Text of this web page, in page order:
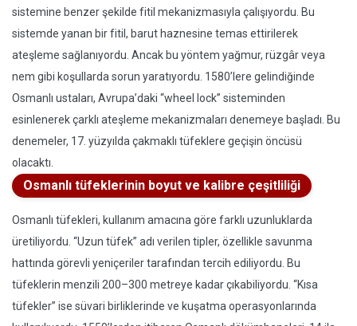
sistemine benzer şekilde fitil mekanizmasıyla çalışıyordu. Bu
sistemde yanan bir fitil, barut haznesine temas ettirilerek
ateşleme sağlanıyordu. Ancak bu yöntem yağmur, rüzgâr veya
nem gibi koşullarda sorun yaratıyordu. 1580’lere gelindiğinde
Osmanlı ustaları, Avrupa’daki “wheel lock” sisteminden
esinlenerek çarklı ateşleme mekanizmaları denemeye başladı. Bu
denemeler, 17. yüzyılda çakmaklı tüfeklere geçişin öncüsü
olacaktı.
Osmanlı tüfeklerinin boyut ve kalibre çeşitliliği
Osmanlı tüfekleri, kullanım amacına göre farklı uzunluklarda
üretiliyordu. “Uzun tüfek” adı verilen tipler, özellikle savunma
hattında görevli yeniçeriler tarafından tercih ediliyordu. Bu
tüfeklerin menzili 200–300 metreye kadar çıkabiliyordu. “Kısa
tüfekler” ise süvari birliklerinde ve kuşatma operasyonlarında